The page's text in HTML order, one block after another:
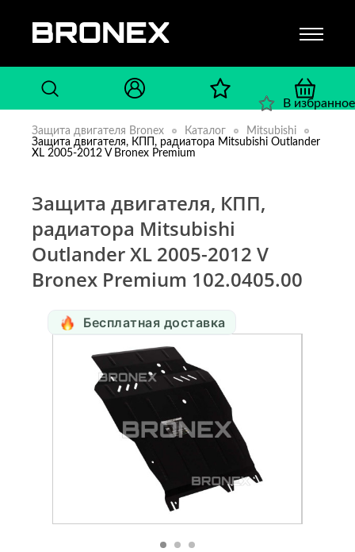
Защита двигателя Bronex Каталог
Mitsubishi
Защита двигателя, КПП, радиатора Mitsubishi Outlander
XL 2005-2012 V Bronex Premium
Защита двигателя, КПП,
радиатора Mitsubishi
Outlander XL 2005-2012 V
Bronex Premium 102.0405.00
Бесплатная доставка
В избранное